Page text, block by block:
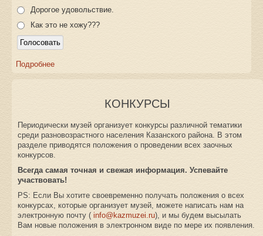
Дорогое удовольствие.
Как это не хожу???
Подробнее
КОНКУРСЫ
Периодически музей организует конкурсы различной тематики
среди разновозрастного населения Казанского района. В этом
разделе приводятся положения о проведении всех заочных
конкурсов.
Всегда самая точная и свежая информация. Успевайте
участвовать!
PS: Если Вы хотите своевременно получать положения о всех
конкурсах, которые организует музей, можете написать нам на
электронную почту ( info@kazmuzei.ru), и мы будем высылать
Вам новые положения в электронном виде по мере их появления.